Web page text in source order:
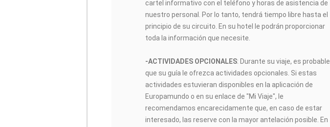
cartel informativo con el teléfono y horas de asistencia de
nuestro personal. Por lo tanto, tendrá tiempo libre hasta el
principio de su circuito. En su hotel le podrán proporcionar
toda la información que necesite.
-ACTIVIDADES OPCIONALES: Durante su viaje, es probable
que su guía le ofrezca actividades opcionales. Si estas
actividades estuvieran disponibles en la aplicación de
Europamundo o en su enlace de "Mi Viaje", le
recomendamos encarecidamente que, en caso de estar
interesado, las reserve con la mayor antelación posible. En